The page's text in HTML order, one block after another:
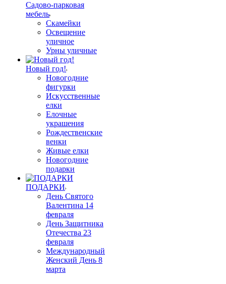
Садово-парковая
мебель
Скамейки
Освещение
уличное
Урны уличные
Новый год!
Новогодние
фигурки
Искусственные
елки
Елочные
украшения
Рождественские
венки
Живые елки
Новогодние
подарки
ПОДАРКИ
День Святого
Валентина 14
февраля
День Защитника
Отечества 23
февраля
Международный
Женский День 8
марта